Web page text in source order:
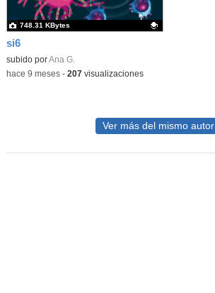
si6
Contenido educativo.
subido porAna G.
748.31 KBytes
-hace 9 meses- 207visualizaciones
Ver más del mismo autor